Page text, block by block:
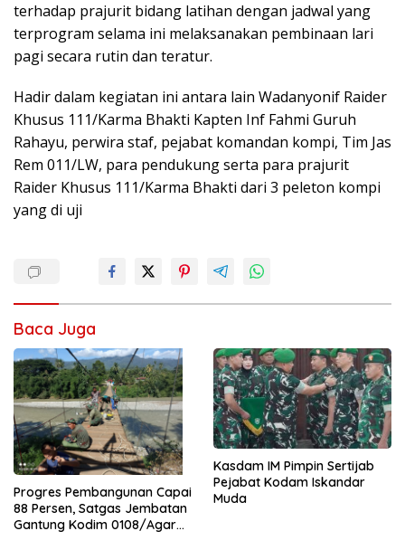
terhadap prajurit bidang latihan dengan jadwal yang
terprogram selama ini melaksanakan pembinaan lari
pagi secara rutin dan teratur.
Hadir dalam kegiatan ini antara lain Wadanyonif Raider
Khusus 111/Karma Bhakti Kapten Inf Fahmi Guruh
Rahayu, perwira staf, pejabat komandan kompi, Tim Jas
Rem 011/LW, para pendukung serta para prajurit
Raider Khusus 111/Karma Bhakti dari 3 peleton kompi
yang di uji
Baca Juga
Progres Pembangunan Capai
88 Persen, Satgas Jembatan
Gantung Kodim 0108/Agara
Kasdam IM Pimpin Sertijab
Pejabat Kodam Iskandar
Muda